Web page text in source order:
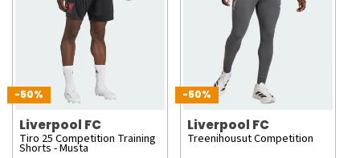
-50%
Liverpool FC
Tiro 25 Competition Training
Shorts - Musta
-50%
Liverpool FC
Treenihousut Competition